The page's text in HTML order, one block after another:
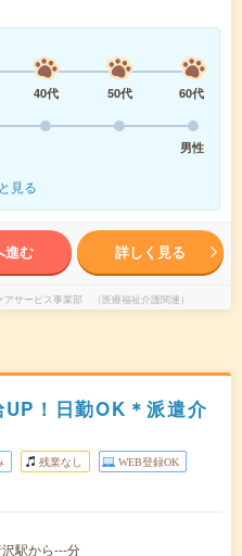
40代 50代
60代
男性
見る
進む 詳しく見る
サービス事業部 （医療福祉介護関連）
UP！日勤OK＊派遣介
残業なし WEB登録OK
駅から---分